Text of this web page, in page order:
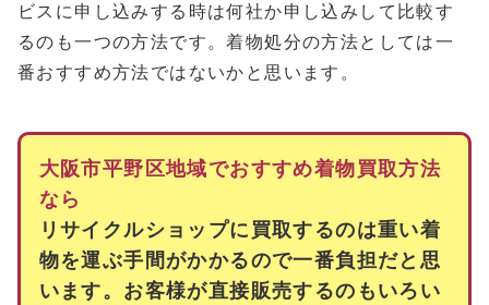
ビスに申し込みする時は何社か申し込みして比較す
るのも一つの方法です。着物処分の方法としては一
番おすすめ方法ではないかと思います。
大阪市平野区地域でおすすめ着物買取方法
なら
リサイクルショップに買取するのは重い着
物を運ぶ手間がかかるので一番負担だと思
います。お客様が直接販売するのもいろい